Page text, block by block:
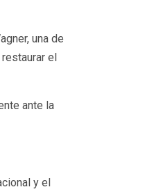
una de
el
ante la
y el